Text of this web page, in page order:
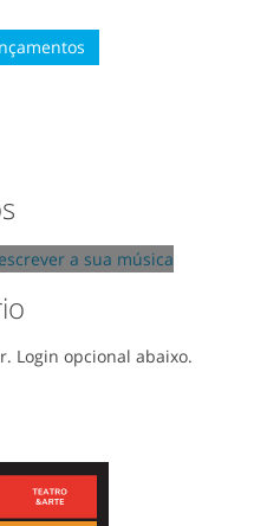
Login opcional abaixo.